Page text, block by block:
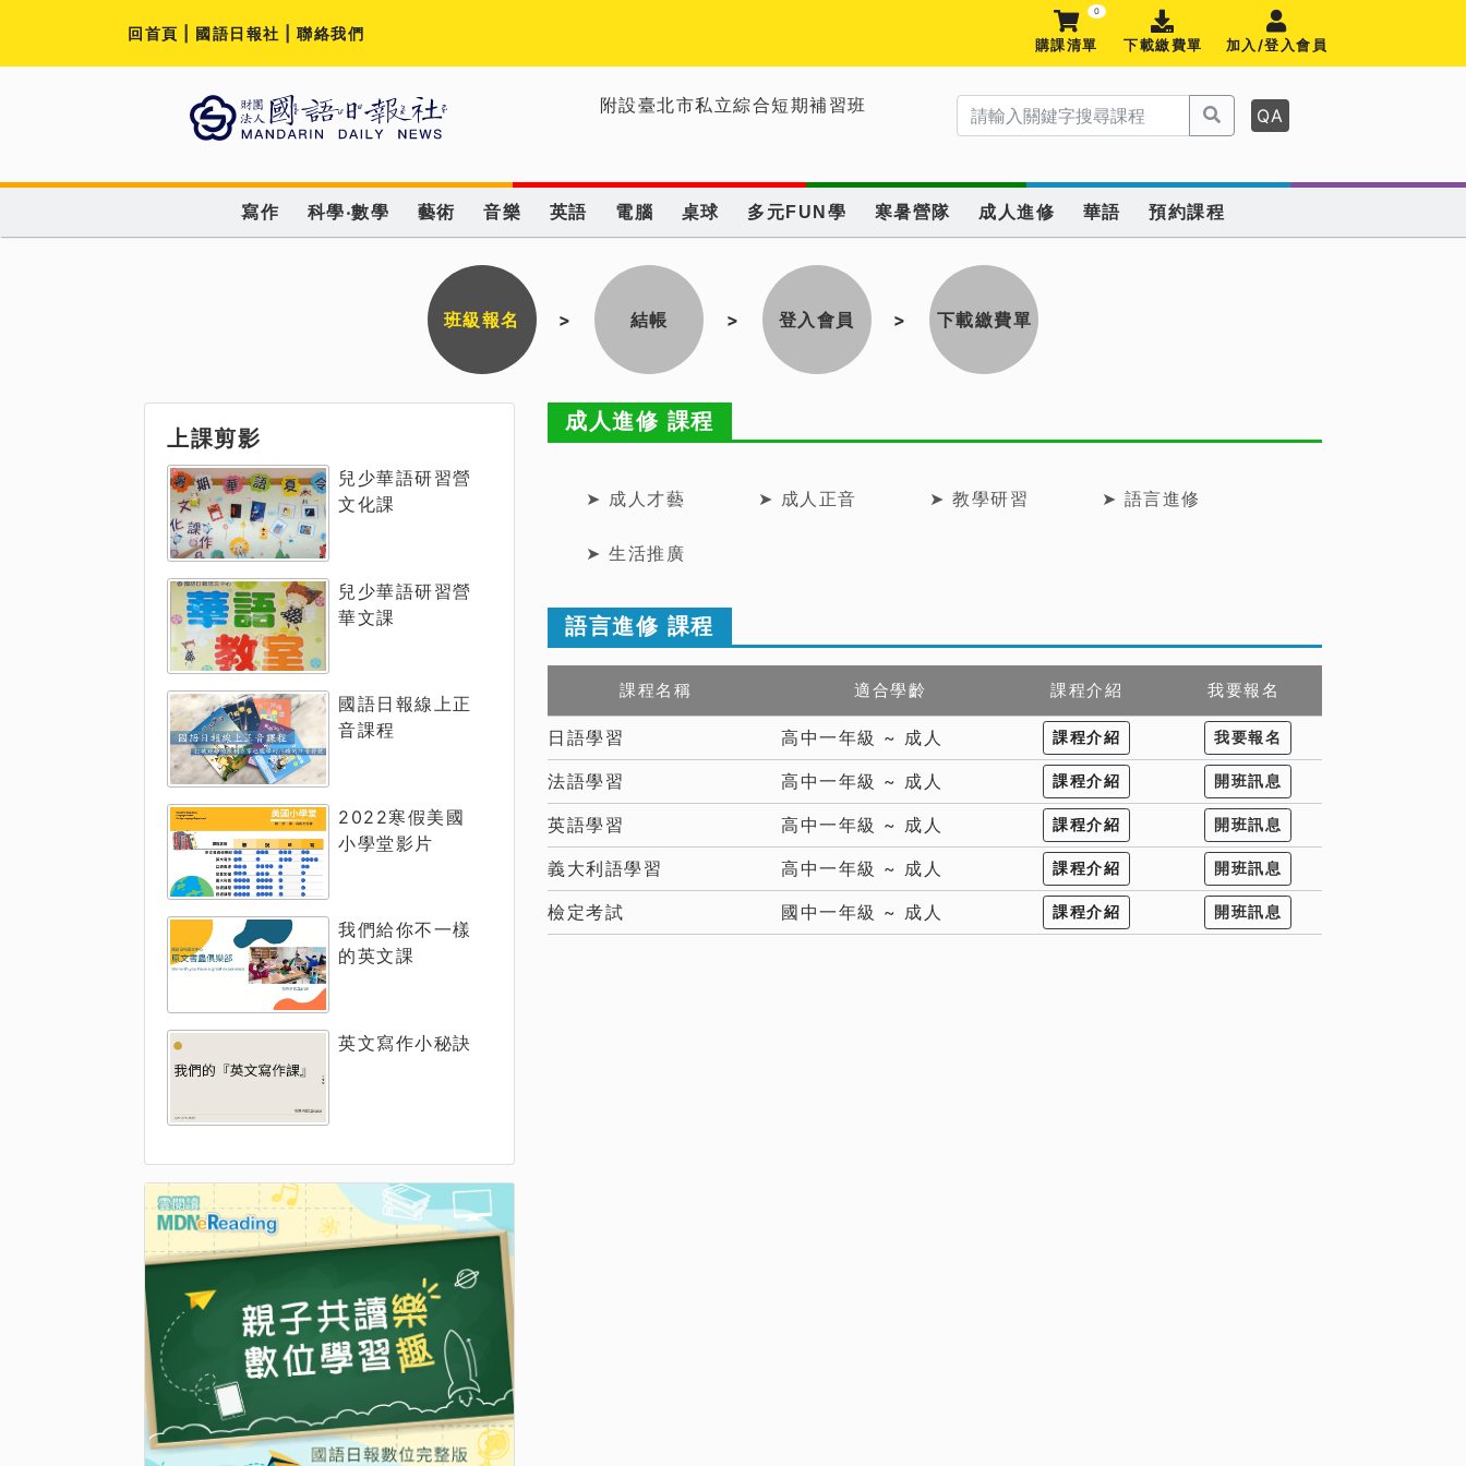
回首頁 國語日報社 聯絡我們
0
購課清單 下載繳費單 加入/登入會員
附設臺北市私立綜合短期補習班 QA
寫作 科學‧數學 藝術 音樂 英語 電腦 桌球 多元FUN學 寒暑營隊 成人進修 華語 預約課程
班級報名 > 結帳 > 登入會員 > 下載繳費單
上課剪影
兒少華語研習營
文化課
兒少華語研習營
華文課
國語日報線上正
音課程
2022寒假美國
小學堂影片
我們給你不一樣
的英文課
英文寫作小秘訣
成人進修 課程
➤ 成人才藝 ➤ 成人正音 ➤ 教學研習 ➤ 語言進修
➤ 生活推廣
語言進修 課程
課程名稱 適合學齡 課程介紹 我要報名
日語學習 高中一年級 ~ 成人 課程介紹 我要報名
法語學習 高中一年級 ~ 成人 課程介紹 開班訊息
英語學習 高中一年級 ~ 成人 課程介紹 開班訊息
義大利語學習 高中一年級 ~ 成人 課程介紹 開班訊息
檢定考試 國中一年級 ~ 成人 課程介紹 開班訊息